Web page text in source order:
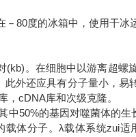
80度的冰箱中，使用干冰
。在细胞中以游离超螺
外还应具有分子量小，易
，cDNA库和次级克隆。
50%的基因对噬菌体的生
体分子。λ载体系统zui